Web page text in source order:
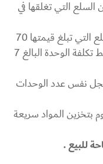
التي تغلقها في
لذا ، على سبيل المثال ، إذا كانت السلع التي تبلغ قيمتها 70
ألف ريال تمثل 10000 وحدة بمتوسط ​​تكلفة الوحدة البالغ 7
تسجل نفس عدد الوحدات
بتخزين المواد سريعة
للبيع .